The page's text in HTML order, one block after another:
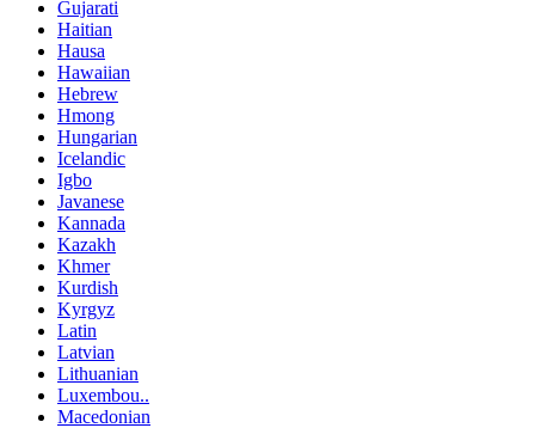
Gujarati
Haitian
Hausa
Hawaiian
Hebrew
Hmong
Hungarian
Icelandic
Igbo
Javanese
Kannada
Kazakh
Khmer
Kurdish
Kyrgyz
Latin
Latvian
Lithuanian
Luxembou..
Macedonian